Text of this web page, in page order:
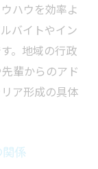
ハウを効率よ
バイトやイン
。地域の行政
輩からのアド
ア形成の具体
係